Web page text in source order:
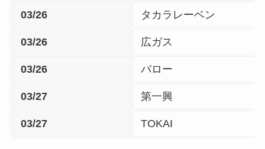
03/26 タカラレーベン
03/26 広ガス
03/26 バロー
03/27 第一興
03/27 TOKAI